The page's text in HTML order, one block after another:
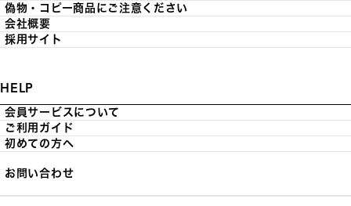
偽物・コピー商品にご注意ください
会社概要
採用サイト
HELP
会員サービスについて
ご利用ガイド
初めての方へ
お問い合わせ